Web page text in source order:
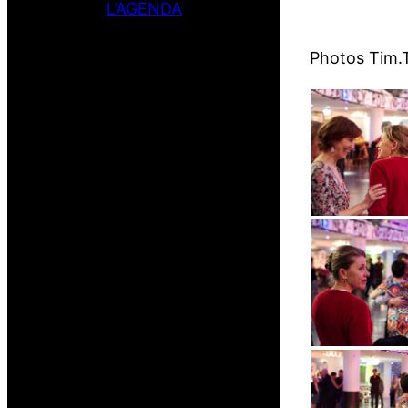
L’AGENDA
Photos